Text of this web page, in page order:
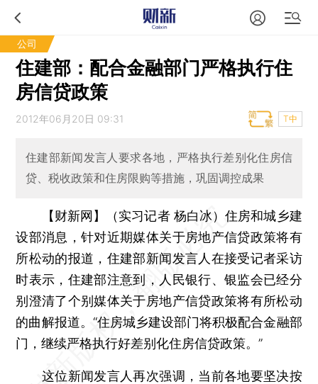
公司
住建部：配合金融部门严格执行住
房信贷政策
2012年06月20日 09:31 T中
住建部新闻发言人要求各地，严格执行差别化住房信
贷、税收政策和住房限购等措施，巩固调控成果
【财新网】（实习记者 杨白冰）住房和城乡建
设部消息，针对近期媒体关于房地产信贷政策将有
所松动的报道，住建部新闻发言人在接受记者采访
时表示，住建部注意到，人民银行、银监会已经分
别澄清了个别媒体关于房地产信贷政策将有所松动
的曲解报道。“住房城乡建设部门将积极配合金融部
门，继续严格执行好差别化住房信贷政策。”
这位新闻发言人再次强调，当前各地要坚决按